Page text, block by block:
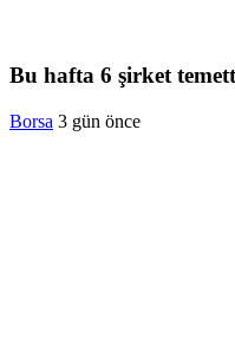
Bu hafta 6 şirket
Borsa 3 gün önce